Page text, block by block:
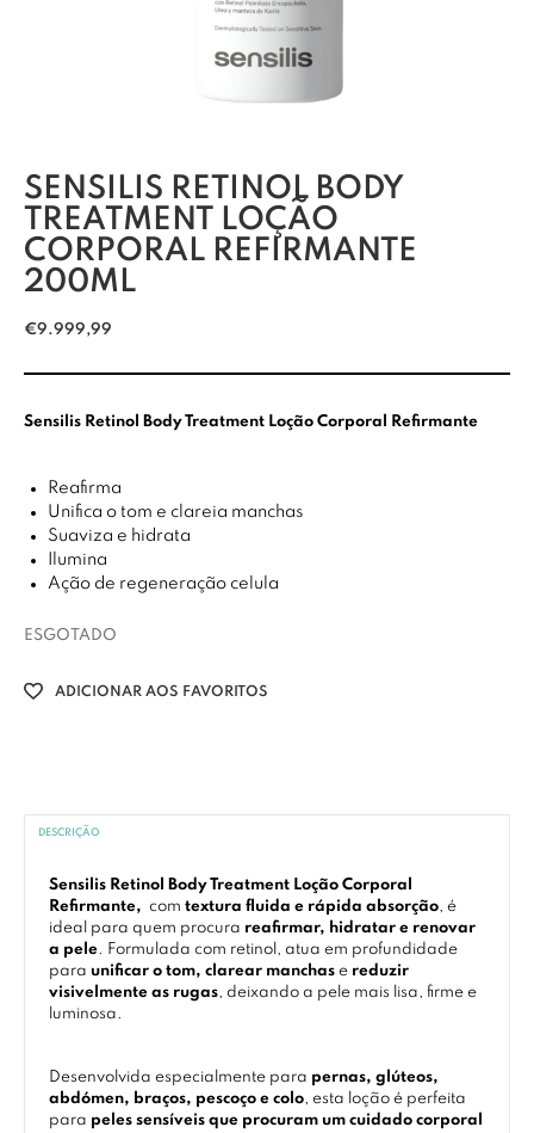
SENSILIS RETINOL BODY
TREATMENT LOÇÃO
CORPORAL REFIRMANTE
200ML
€9.999,99
Sensilis Retinol Body Treatment Loção Corporal Refirmante
Reafirma
Unifica o tom e clareia manchas
Suaviza e hidrata
Ilumina
Ação de regeneração celula
ESGOTADO
ADICIONAR AOS FAVORITOS
DESCRIÇÃO
Sensilis Retinol Body Treatment Loção Corporal
Refirmante, com textura fluida e rápida absorção, é
ideal para quem procura reafirmar, hidratar e renovar
a pele. Formulada com retinol, atua em profundidade
para unificar o tom, clarear manchas e reduzir
visivelmente as rugas, deixando a pele mais lisa, firme e
luminosa.
Desenvolvida especialmente para pernas, glúteos,
abdómen, braços, pescoço e colo, esta loção é perfeita
para peles sensíveis que procuram um cuidado corporal